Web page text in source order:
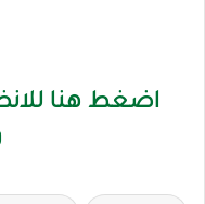
اضغط هنا